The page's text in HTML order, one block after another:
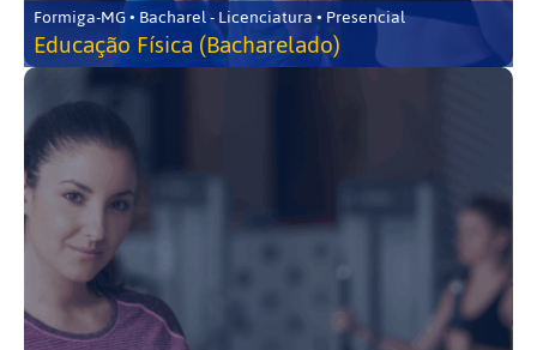
Formiga-MG • Bacharel - Licenciatura • Presencial
Educação Física (Bacharelado)